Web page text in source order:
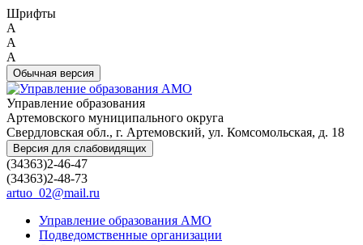
Шрифты
A
A
A
Обычная версия
Управление образования
Артемовского муниципального округа
Свердловская обл., г. Артемовский, ул. Комсомольская, д. 18
Версия для слабовидящих
(34363)2-46-47
(34363)2-48-73
artuo_02@mail.ru
Управление образования АМО
Подведомственные организации